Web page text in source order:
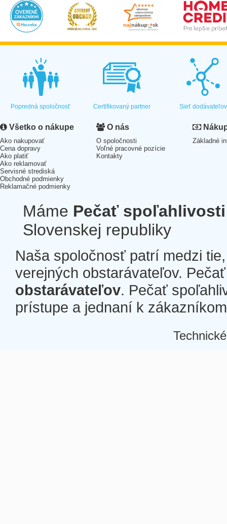
Popredná spoločnosť Certifikovaný partner Sieť dodávateľov
Všetko o nákupe
Ako nakupovať
Cena dopravy
Ako platiť
Ako reklamovať
Servisné strediská
Obchodné podmienky
Reklamačné podmienky
O nás
O spoločnosti
Voľné pracovné pozície
Kontakty
Základné
Máme Pečať spoľahlivosti
Slovenskej republiky
Naša spoločnosť patrí medzi
verejných obstarávateľov.
obstarávateľov. Pečať
prístupe a jednaní k